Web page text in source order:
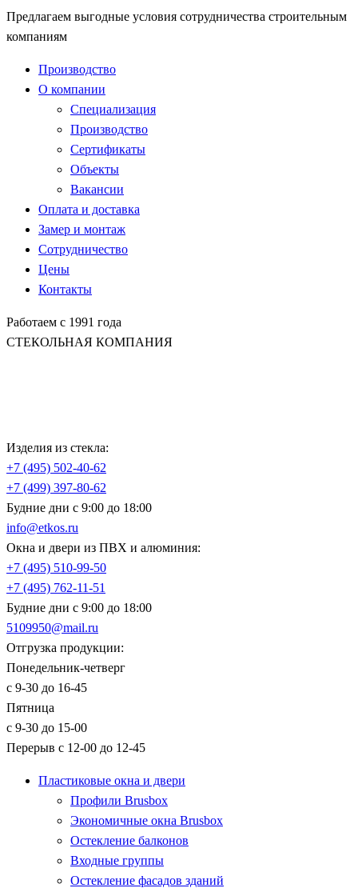
Предлагаем выгодные условия сотрудничества строительным
компаниям
Производство
О компании
Специализация
Производство
Сертификаты
Объекты
Вакансии
Оплата и доставка
Замер и монтаж
Сотрудничество
Цены
Контакты
Работаем с 1991 года
СТЕКОЛЬНАЯ КОМПАНИЯ
Изделия из стекла:
+7 (495) 502-40-62
+7 (499) 397-80-62
Будние дни с 9:00 до 18:00
info@etkos.ru
Окна и двери из ПВХ и алюминия:
+7 (495) 510-99-50
+7 (495) 762-11-51
Будние дни с 9:00 до 18:00
5109950@mail.ru
Отгрузка продукции:
Понедельник-четверг
с 9-30 до 16-45
Пятница
с 9-30 до 15-00
Перерыв с 12-00 до 12-45
Пластиковые окна и двери
Профили Brusbox
Экономичные окна Brusbox
Остекление балконов
Входные группы
Остекление фасадов зданий